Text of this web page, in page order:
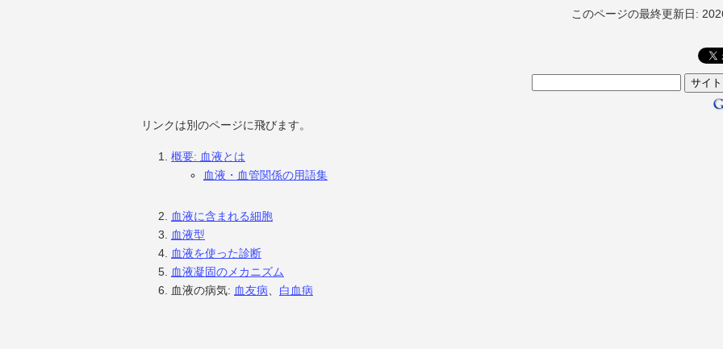
このページの最終更新日:
リンクは別のページに飛びます。
概要: 血液とは
血液・血管関係の用語集
血液に含まれる細胞
血液型
血液を使った診断
血液凝固のメカニズム
血液の病気: 血友病、 白血病